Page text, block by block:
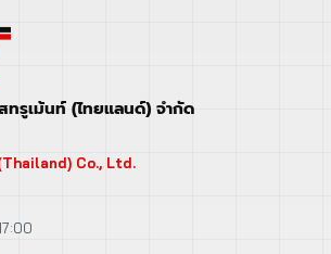
รูเม้นท์ (ไทยแลนด์) จำกัด
Co., Ltd.